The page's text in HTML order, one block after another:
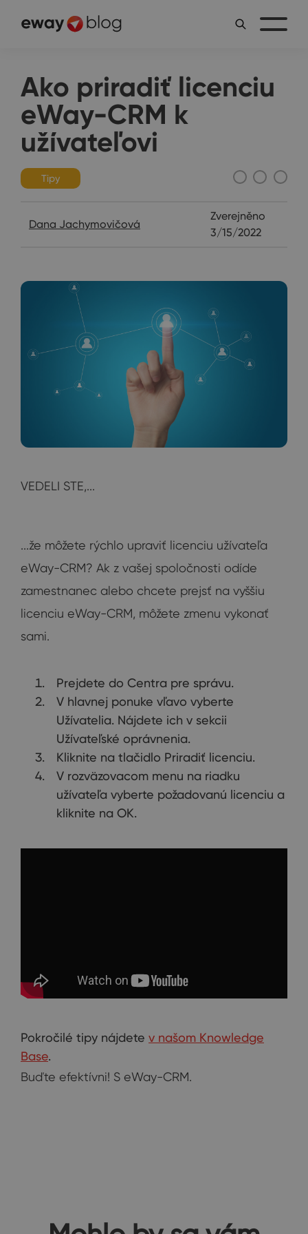
Ako priradiť licenciu
eWay-CRM k
užívateľovi
Tipy
Dana Jachymovičová
Zverejněno
3/15/2022
VEDELI STE,...
...že môžete rýchlo upraviť licenciu užívateľa
eWay-CRM? Ak z vašej spoločnosti odíde
zamestnanec alebo chcete prejsť na vyššiu
licenciu eWay-CRM, môžete zmenu vykonať
sami.
Prejdete do Centra pre správu.
V hlavnej ponuke vľavo vyberte
Užívatelia. Nájdete ich v sekcii
Užívateľské oprávnenia.
Kliknite na tlačidlo Priradiť licenciu.
V rozväzovacom menu na riadku
užívateľa vyberte požadovanú licenciu a
kliknite na OK.
Pokročilé tipy nájdete v našom Knowledge
Base.
Buďte efektívni! S eWay-CRM.